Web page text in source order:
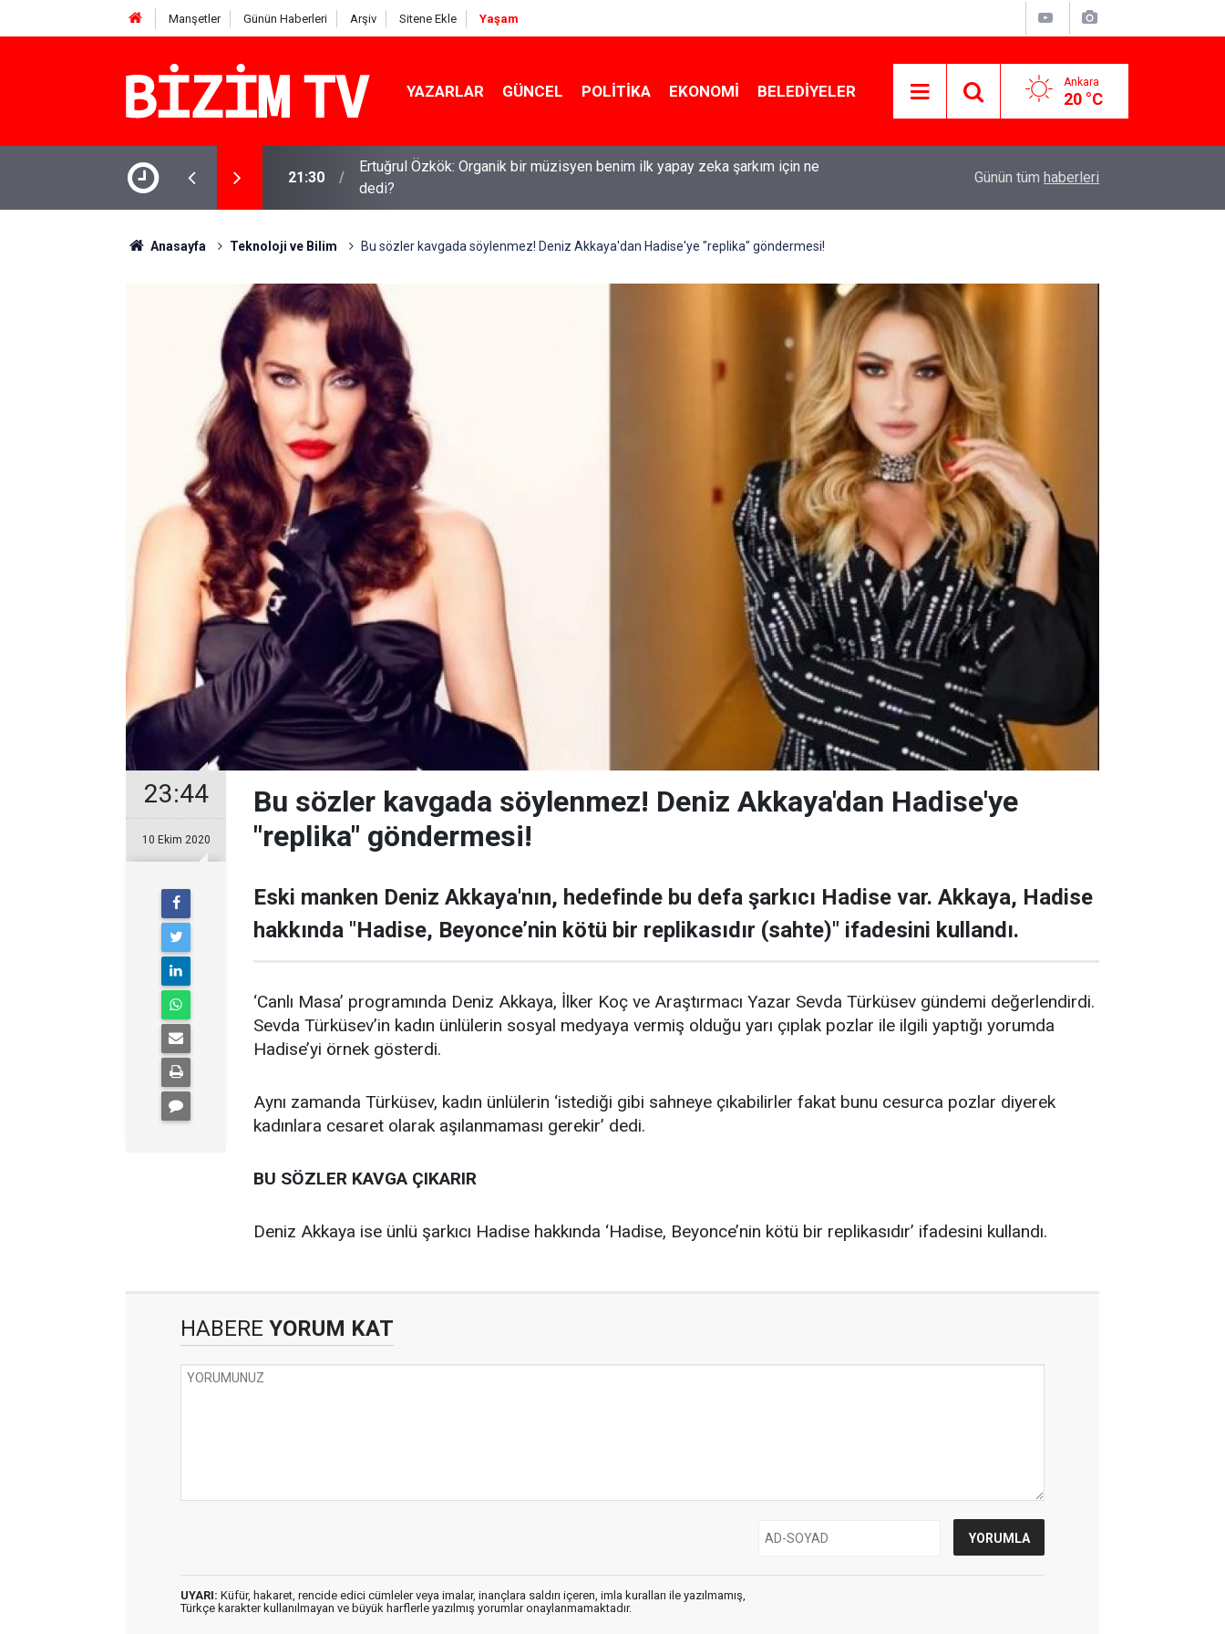
Manşetler Günün Haberleri Arşiv Sitene Ekle Yaşam
YAZARLAR GÜNCEL POLITIKA EKONOMI BELEDIYELER Ankara
20 °C
Gram, çeyrek ve Cumhuriyet altını
21:30
Ertuğrul Özkök: Organik bir müzisyen benim ilk yapay zeka şarkım için ne
dedi?
Günün tüm haberleri
Anasayfa Teknoloji ve Bilim Bu sözler kavgada söylenmez! Deniz Akkaya'dan Hadise'ye "replika" göndermesi!
23:44
10 Ekim 2020
Bu sözler kavgada söylenmez! Deniz Akkaya'dan Hadise'ye
"replika" göndermesi!
Eski manken Deniz Akkaya'nın, hedefinde bu defa şarkıcı Hadise var. Akkaya, Hadise
hakkında "Hadise, Beyonce’nin kötü bir replikasıdır (sahte)" ifadesini kullandı.
‘Canlı Masa’ programında Deniz Akkaya, İlker Koç ve Araştırmacı Yazar Sevda Türküsev gündemi değerlendirdi.
Sevda Türküsev’in kadın ünlülerin sosyal medyaya vermiş olduğu yarı çıplak pozlar ile ilgili yaptığı yorumda
Hadise’yi örnek gösterdi.
Aynı zamanda Türküsev, kadın ünlülerin ‘istediği gibi sahneye çıkabilirler fakat bunu cesurca pozlar diyerek
kadınlara cesaret olarak aşılanmaması gerekir’ dedi.
BU SÖZLER KAVGA ÇIKARIR
Deniz Akkaya ise ünlü şarkıcı Hadise hakkında ‘Hadise, Beyonce’nin kötü bir replikasıdır’ ifadesini kullandı.
HABERE YORUM KAT
UYARI: Küfür, hakaret, rencide edici cümleler veya imalar, inançlara saldırı içeren, imla kuralları ile yazılmamış,
Türkçe karakter kullanılmayan ve büyük harflerle yazılmış yorumlar onaylanmamaktadır.